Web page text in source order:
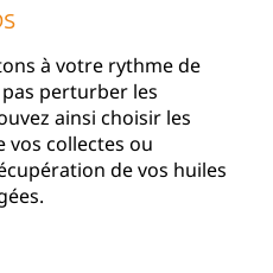
à votre rythme de
perturber les
ainsi choisir les
vos collectes ou
de vos huiles